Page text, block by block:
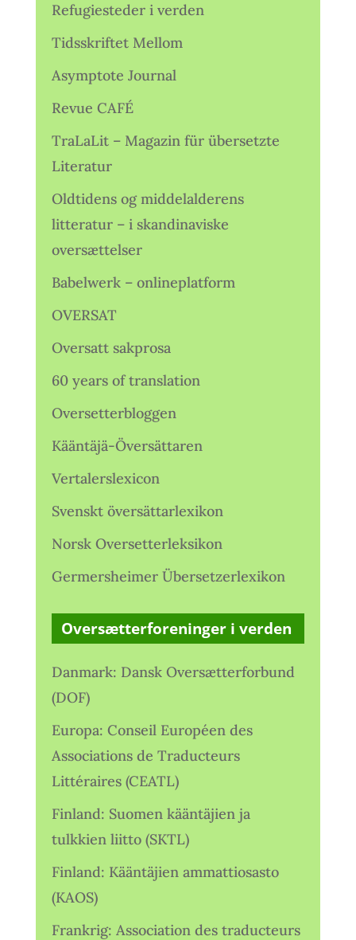
Refugiesteder i verden
Tidsskriftet Mellom
Asymptote Journal
Revue CAFÉ
TraLaLit – Magazin für übersetzte
Literatur
Oldtidens og middelalderens
litteratur – i skandinaviske
oversættelser
Babelwerk – onlineplatform
OVERSAT
Oversatt sakprosa
60 years of translation
Oversetterbloggen
Kääntäjä-Översättaren
Vertalerslexicon
Svenskt översättarlexikon
Norsk Oversetterleksikon
Germersheimer Übersetzerlexikon
Oversætterforeninger i verden
Danmark: Dansk Oversætterforbund
(DOF)
Europa: Conseil Européen des
Associations de Traducteurs
Littéraires (CEATL)
Finland: Suomen kääntäjien ja
tulkkien liitto (SKTL)
Finland: Kääntäjien ammattiosasto
(KAOS)
Frankrig: Association des traducteurs